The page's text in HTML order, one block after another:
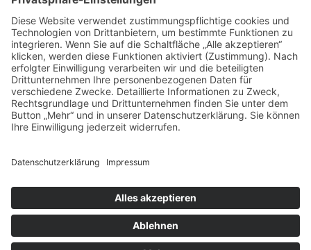
Daimlerstr. 21
50859 Köln
Telefon: 02234 802701
Fax: 02234 986145
Abholung und Verkauf
im Lagerausschließlich
nach Termin­vereinbarung.
Bezahlung & Versand Kontakt
Datenschutz
AGB Widerruf
Vertrag widerrufen